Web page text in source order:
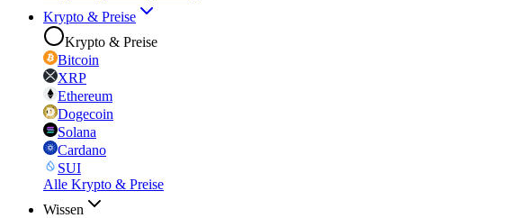
Krypto & Preise
Krypto & Preise
Bitcoin
XRP
Ethereum
Dogecoin
Solana
Cardano
SUI
Alle Krypto & Preise
Wissen